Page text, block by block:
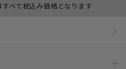
べて税込み価格となります